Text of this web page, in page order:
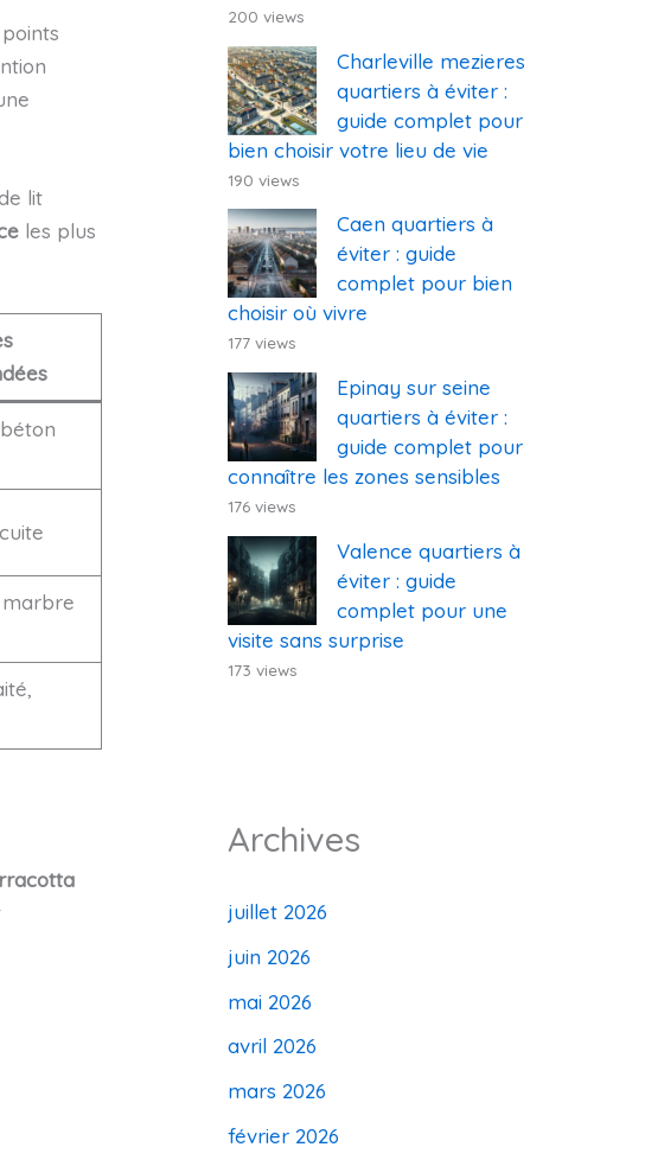
lit
les plus
200 views
Charleville mezieres
quartiers à éviter :
guide complet pour
bien choisir votre lieu de vie
190 views
Caen quartiers à
éviter : guide
complet pour bien
choisir où vivre
177 views
Epinay sur seine
quartiers à éviter :
guide complet pour
connaître les zones sensibles
176 views
Valence quartiers à
éviter : guide
complet pour une
visite sans surprise
173 views
Archives
juillet 2026
juin 2026
mai 2026
avril 2026
mars 2026
février 2026